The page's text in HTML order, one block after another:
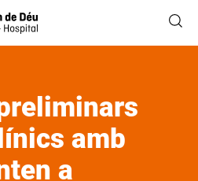
amb
a